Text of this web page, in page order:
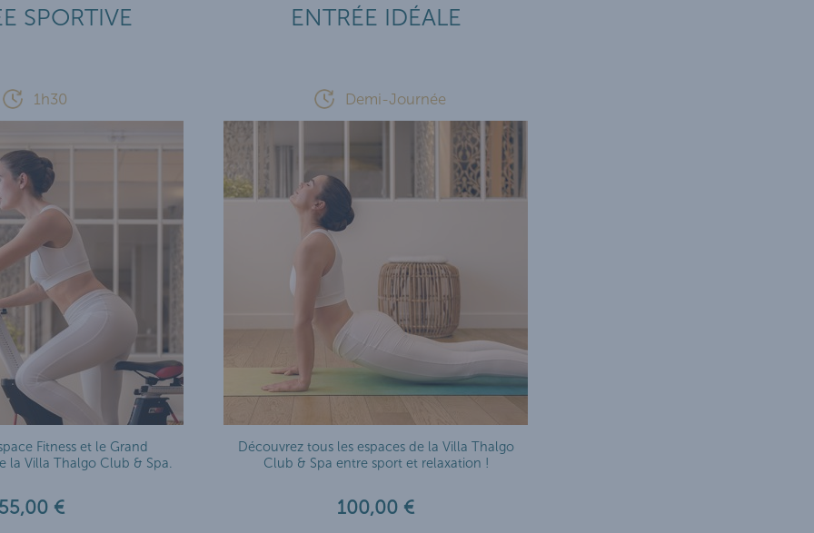
SPORTIVE
1h30
Fitness et le Grand
la Villa Thalgo Club & Spa.
€
ENTRÉE IDÉALE
Demi-Journée
Découvrez tous les espaces de la Villa Thalgo
Club & Spa entre sport et relaxation !
100,00 €